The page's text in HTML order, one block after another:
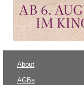
About
AGBs